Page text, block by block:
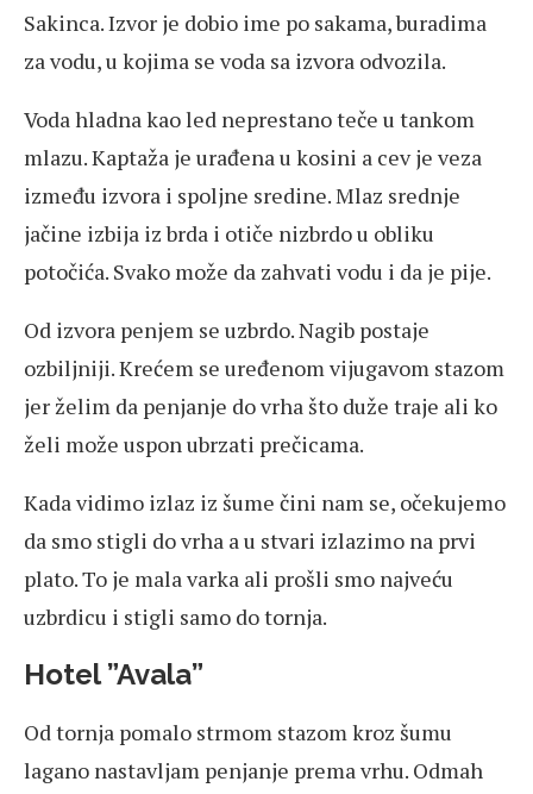
Sakinca. Izvor je dobio ime po sakama, buradima
za vodu, u kojima se voda sa izvora odvozila.
Voda hladna kao led neprestano teče u tankom
mlazu. Kaptaža je urađena u kosini a cev je veza
između izvora i spoljne sredine. Mlaz srednje
jačine izbija iz brda i otiče nizbrdo u obliku
potočića. Svako može da zahvati vodu i da je pije.
Od izvora penjem se uzbrdo. Nagib postaje
ozbiljniji. Krećem se uređenom vijugavom stazom
jer želim da penjanje do vrha što duže traje ali ko
želi može uspon ubrzati prečicama.
Kada vidimo izlaz iz šume čini nam se, očekujemo
da smo stigli do vrha a u stvari izlazimo na prvi
plato. To je mala varka ali prošli smo najveću
uzbrdicu i stigli samo do tornja.
Hotel ”Avala”
Od tornja pomalo strmom stazom kroz šumu
lagano nastavljam penjanje prema vrhu. Odmah